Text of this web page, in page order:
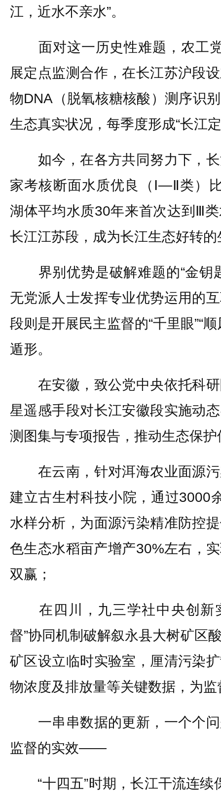
江，近水不亲水”。
面对这一历史性难题，农工
展定点监测合作，在长江苏沪段
物DNA（脱氧核糖核酸）测序识
生态真实状况，每季度形成“长江
如今，在各方共同努力下，长
家考核断面水质优良（Ⅰ—Ⅱ类）
湖体平均水质30年来首次达到Ⅲ
长江江苏段，成为长江生态好转
界别优势是破解难题的“金钥
无党派人士发挥专业优势运用的
段则是开展民主监督的“千里眼”“
遁形。
在安徽，致公党中央依托科研
星遥感手段对长江安徽段实施动
测图集与专项报告，推动生态保
在云南，针对洱海农业面源污
建立古生村科技小院，通过3000
水样分析，为面源污染精准防控
色生态水稻亩产增产30%左右，
双赢；
在四川，九三学社中央创新
督”协同机制破解叙永县大树矿区
矿区设立临时实验室，厘清污染
物浓度及排放量等关键数据，为
一串串数据的更新，一个个问
监督的实效——
“十四五”时期，长江干流连续